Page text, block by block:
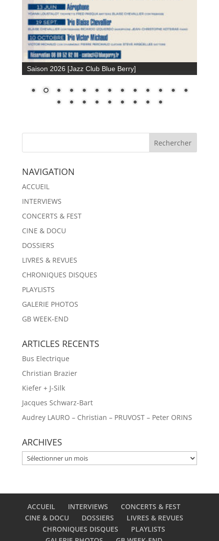
Saison 2026 [Jazz Club Blue Berry]
NAVIGATION
ACCUEIL
INTERVIEWS
CONCERTS & FEST
CINE & DOCU
DOSSIERS
LIVRES & REVUES
CHRONIQUES DISQUES
PLAYLISTS
GALERIE PHOTOS
GB WEEK-END
ARTICLES RECENTS
Bus Electrique
Christian Brazier
Kiefer + J-Silk
Jacques Schwarz-Bart
Audrey LAURO – Christian – PRUVOST – Peter ORINS
ARCHIVES
ARCHIVES
ACCUEIL INTERVIEWS
CONCERTS & FEST
CINE & DOCU
DOSSIERS
LIVRES & REVUES
CHRONIQUES DISQUES
PLAYLISTS